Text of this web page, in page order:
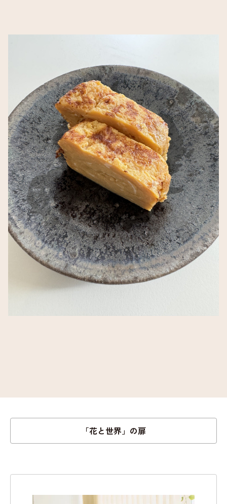
「花と世界」の扉